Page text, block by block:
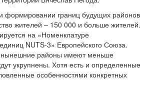
формировании границ будущих районов
жителей – 150 000 и больше жителей.
на «Номенклатуре
NUTS-3» Европейского Союза.
нынешние районы имеют меньше
укрупнены. Хотя есть и определенные
особенностями конкретных